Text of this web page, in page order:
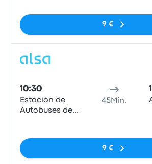
9 €
10:30
Estación de
Autobuses de
45Min.
9 €